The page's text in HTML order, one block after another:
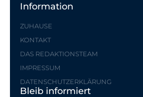
Information
ZUHAUSE
KONTAKT
DAS REDAKTIONSTEAM
IMPRESSUM
DATENSCHUTZERKLÄRUNG
Bleib informiert